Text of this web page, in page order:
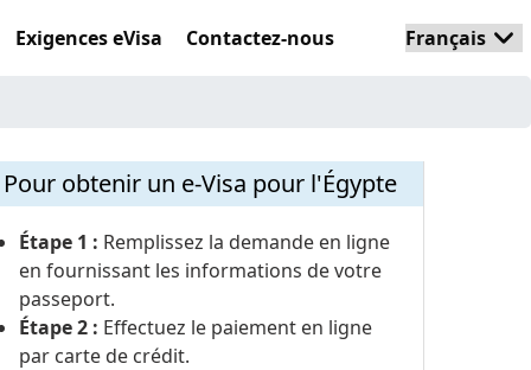
Exigences eVisa Contactez-nous
Pour obtenir un e-Visa pour l'Égypte
Étape 1 : Remplissez la demande en ligne
en fournissant les informations de votre
passeport.
Étape 2 : Effectuez le paiement en ligne
par carte de crédit.